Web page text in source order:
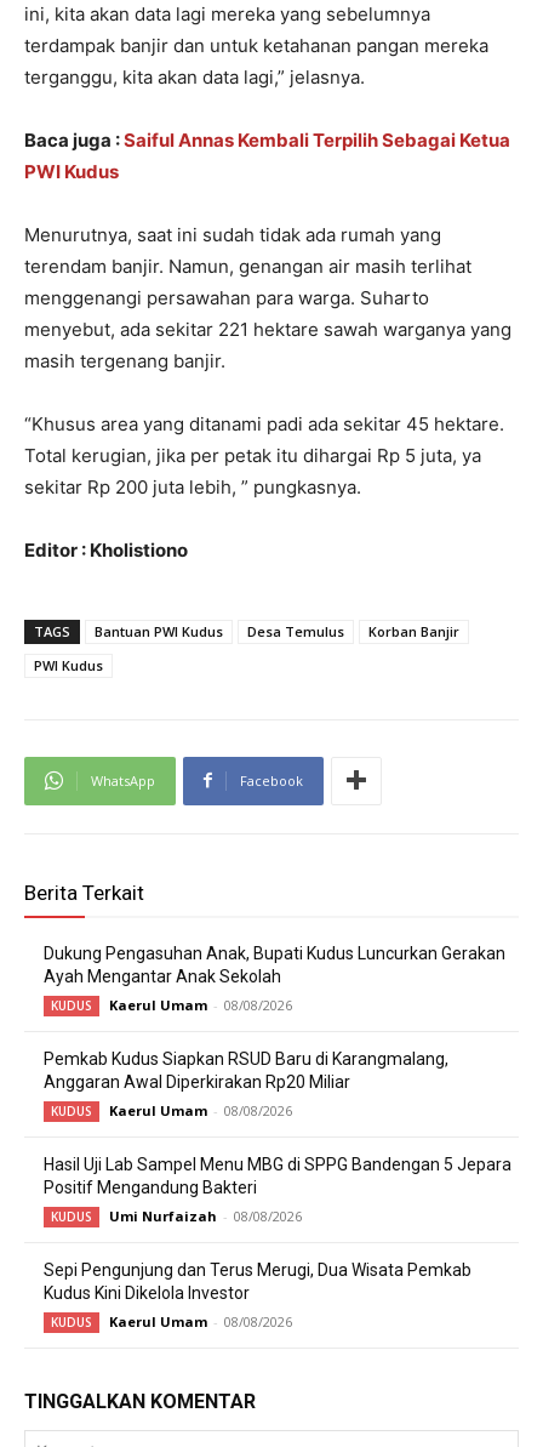
ini, kita akan data lagi mereka yang sebelumnya
terdampak banjir dan untuk ketahanan pangan mereka
terganggu, kita akan data lagi,” jelasnya.
Baca juga :Saiful Annas Kembali Terpilih Sebagai Ketua
PWI Kudus
Menurutnya, saat ini sudah tidak ada rumah yang
terendam banjir. Namun, genangan air masih terlihat
menggenangi persawahan para warga. Suharto
menyebut, ada sekitar 221 hektare sawah warganya yang
masih tergenang banjir.
“Khusus area yang ditanami padi ada sekitar 45 hektare.
Total kerugian, jika per petak itu dihargai Rp 5 juta, ya
sekitar Rp 200 juta lebih, ” pungkasnya.
Editor : Kholistiono
TAGS Bantuan PWI Kudus Desa Temulus
Korban Banjir
PWI Kudus
WhatsApp Facebook
Berita Terkait
Dukung Pengasuhan Anak, Bupati Kudus Luncurkan Gerakan
Ayah Mengantar Anak Sekolah
KUDUS Kaerul Umam - 08/08/2026
Pemkab Kudus Siapkan RSUD Baru di Karangmalang,
Anggaran Awal Diperkirakan Rp20 Miliar
KUDUS Kaerul Umam - 08/08/2026
Hasil Uji Lab Sampel Menu MBG di SPPG Bandengan 5 Jepara
Positif Mengandung Bakteri
KUDUS Umi Nurfaizah - 08/08/2026
Sepi Pengunjung dan Terus Merugi, Dua Wisata Pemkab
Kudus Kini Dikelola Investor
KUDUS Kaerul Umam - 08/08/2026
TINGGALKAN KOMENTAR